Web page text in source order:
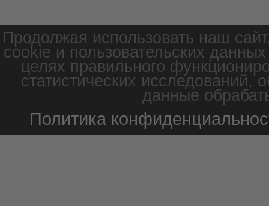
Продолжая использовать наш
cookie и пользовательских
целях правильного
статистических
данные
Политика